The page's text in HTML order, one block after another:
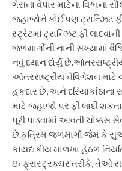
ગેસના વેપાર માટેના વિશ્વના
જહાજોને કોઈપણ ટ્રાન્ઝિટ
સ્ટ્રેટમાં ટ્રાન્ઝિટ ફી
જળમાર્ગોની નાની સંખ્યામાં
નવું ધ્યાન દોર્યું છે.
આંતરરાષ્ટ્રીય નેવિગેશન માટે
હકદાર છે, અને દરિયાકાંઠાના
માટે જહાજો પર ફી લાદી
પૂરી પાડવામાં આવતી ચોક્કસ
છે.કૃત્રિમ જળમાર્ગો જેમ કે
કાયદાકીય માળખા હેઠળ
ઇન્ફ્રાસ્ટ્રક્ચર તરીકે, તેઓ